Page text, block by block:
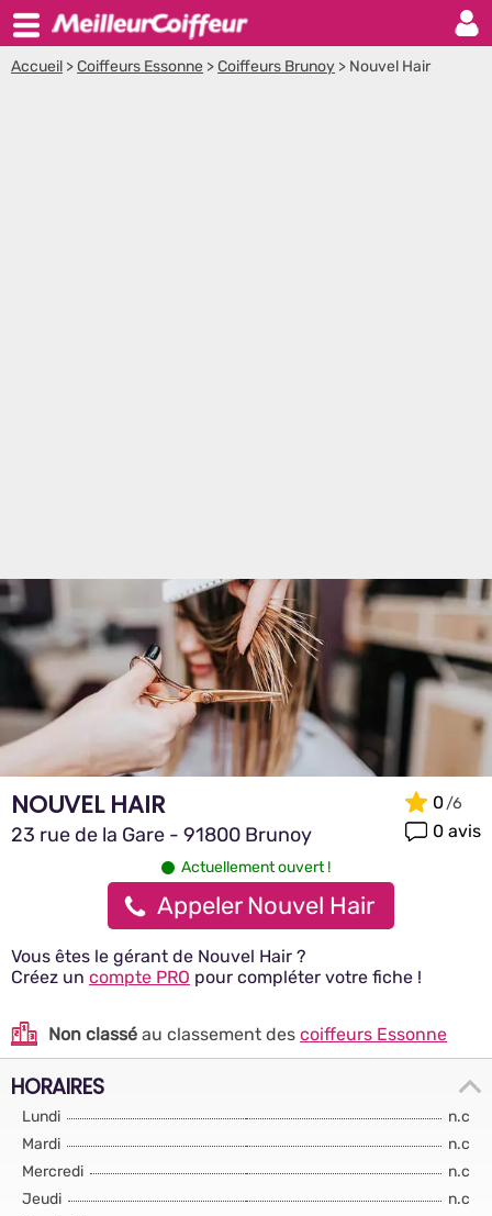
Accueil >Coiffeurs Essonne >Coiffeurs Brunoy > Nouvel Hair
NOUVEL HAIR
23 rue de la Gare - 91800 Brunoy
0
0 avis
Actuellement ouvert !
Appeler Nouvel Hair
Vous êtes le gérant de Nouvel Hair ?
Créez un compte PRO pour compléter votre fiche !
Non classé au classement des coiffeurs Essonne
HORAIRES
Lundi
n.c
Mardi
n.c
Mercredi
n.c
Jeudi
n.c